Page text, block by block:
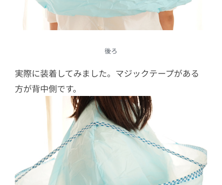
後ろ
実際に装着してみました。マジックテープがある
方が背中側です。